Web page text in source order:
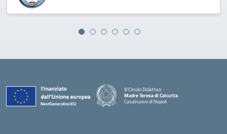
III Circolo Didattico
Madre Teresa di Calcutta
Casalnuovo di Napoli
— Visita la pagina iniziale della scuola